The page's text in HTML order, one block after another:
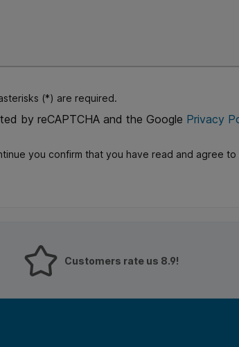
(*) are required.
by reCAPTCHA and the Google Privacy
you confirm that you have read and agree to
Customers rate us 8.9!